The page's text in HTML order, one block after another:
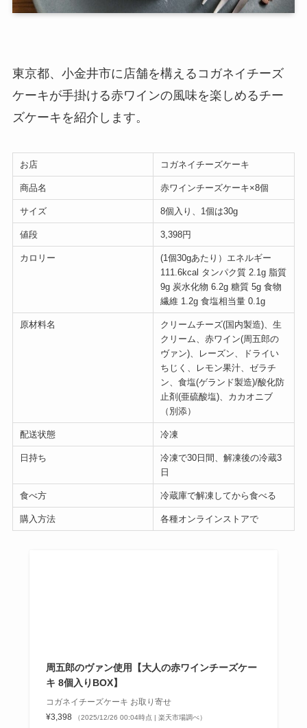
東京都、小金井市に店舗を構えるコガネイチーズ
ケーキが手掛ける赤ワインの風味を楽しめるチー
ズケーキを紹介します。
お店 コガネイチーズケーキ
商品名 赤ワインチーズケーキ×8個
サイズ 8個入り、1個は30g
値段 3,398円
カロリー
(1個30gあたり）エネルギー
111.6kcal タンパク質 2.1g 脂質
9g 炭水化物 6.2g 糖質 5g 食物
繊維 1.2g 食塩相当量 0.1g
原材料名
クリームチーズ(国内製造)、生
クリーム、赤ワイン(周五郎の
ヴァン)、レーズン、ドライい
ちじく、レモン果汁、ゼラチ
ン、食塩(ゲランド製造)/酸化防
止剤(亜硫酸塩)、カカオニブ
（別添）
配送状態 冷凍
日持ち
冷凍で30日間、解凍後の冷蔵3
日
食べ方 冷蔵庫で解凍してから食べる
購入方法 各種オンラインストアで
周五郎のヴァン使用【大人の赤ワインチーズケー
キ 8個入りBOX】
コガネイチーズケーキ お取り寄せ
¥3,398
（2025/12/26 00:04時点 | 楽天市場調べ）